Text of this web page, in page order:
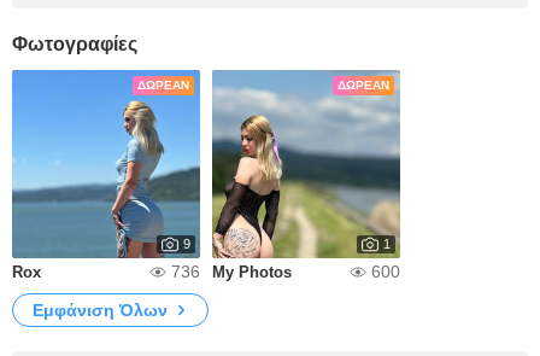
Φωτογραφίες
ΔΩΡΕΆΝ
9
Rox 736
ΔΩΡΕΆΝ
1
My Photos
600
Εμφάνιση Όλων